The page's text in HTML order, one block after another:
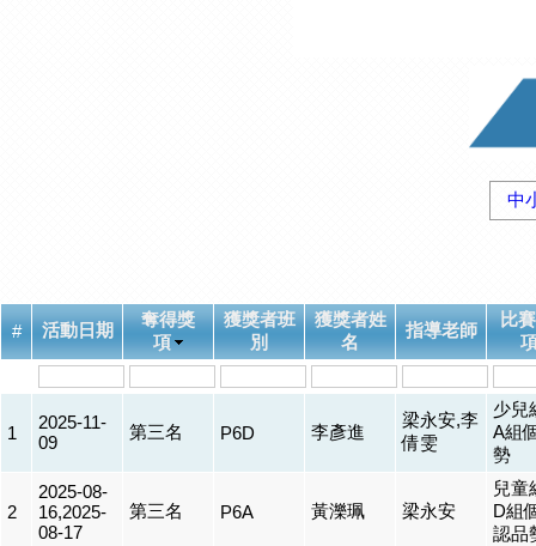
中
# 活動日期
奪得獎
項
獲獎者班
別
獲獎者姓
名
指導老師
比
1
2025-11-
09
第三名 P6D 李彥進
梁永安,李
倩雯
少兒
A組
勢
2
2025-08-
16,2025-
08-17
第三名 P6A 黃濼珮 梁永安
兒童
D組
認品